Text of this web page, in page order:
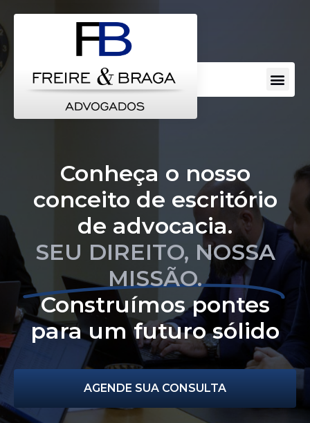
Conheça o nosso
conceito de escritório
de advocacia.
SEU DIREITO, NOSSA
MISSÃO.
Construímos pontes
para um futuro sólido
AGENDE SUA CONSULTA